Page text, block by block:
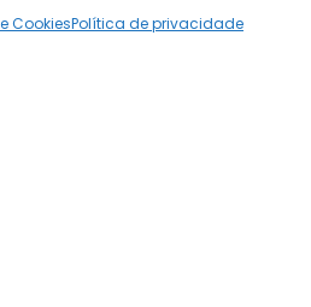
CookiesPolítica de privacidade